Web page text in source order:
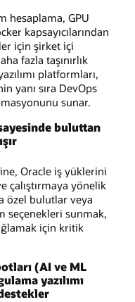
hesaplama, GPU
kapsayıcılarından
için şirket içi
fazla taşınırlık
platformları,
yanı sıra DevOps
sunar.
buluttan
Oracle iş yüklerini
çalıştırmaya yönelik
özel bulutlar veya
seçenekleri sunmak,
için kritik
(AI ve ML
yazılımı